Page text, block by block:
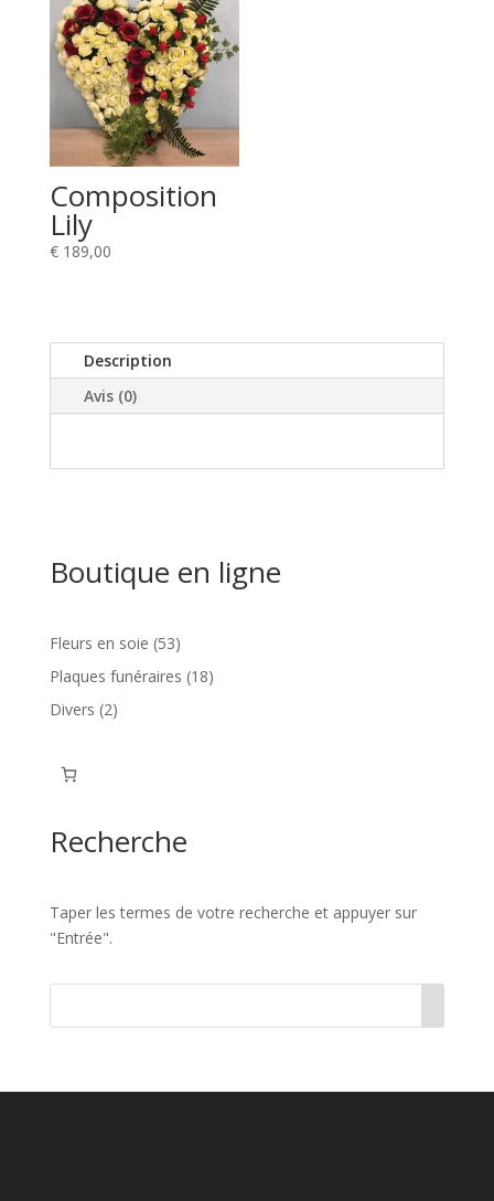
Composition
Lily
€189,00
Description
Avis (0)
Boutique en ligne
Fleurs en soie 5353
produits
Plaques funéraires 1818
Divers 22
Recherche
Taper les termes de votre recherche et appuyer sur
"Entrée".